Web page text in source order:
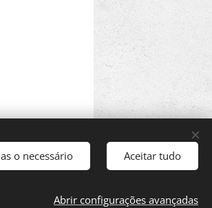
o necessário Aceitar tudo
Abrir configurações avançadas